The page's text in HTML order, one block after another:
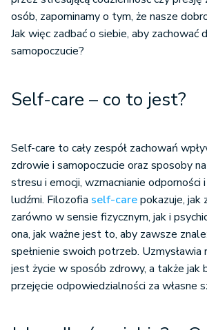
osób, zapominamy o tym, że nasze
Jak więc zadbać o siebie, aby zachować
samopoczucie?
Self-care – co to jest?
Self-care to cały zespół zachowań
zdrowie i samopoczucie oraz sposoby
stresu i emocji, wzmacnianie odporności
ludźmi. Filozofia self-carepokazuje, jak
zarówno w sensie fizycznym, jak i
ona, jak ważne jest to, aby zawsze
spełnienie swoich potrzeb.
jest życie w sposób zdrowy, a także jak
przejęcie odpowiedzialności za własne